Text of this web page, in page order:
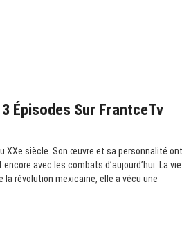
Épisodes Sur FrantceTv
XXe siècle. Son œuvre et sa personnalité ont
avec les combats d’aujourd’hui. La vie
révolution mexicaine, elle a vécu une